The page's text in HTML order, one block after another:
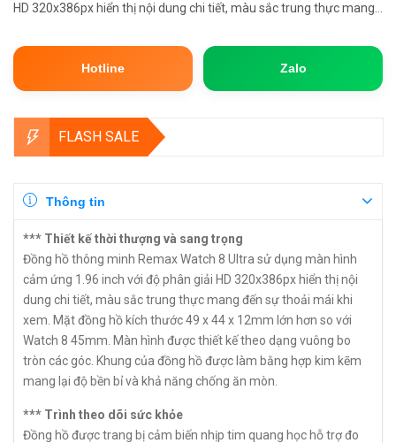
HD 320x386px hiển thị nội dung chi tiết, màu sắc trung thực mang
Hotline Zalo
FLASH SALE
Thông tin
*** Thiết kế thời thượng và sang trọng
Đồng hồ thông minh Remax Watch 8 Ultra sử dụng màn hình
cảm ứng 1.96 inch với độ phân giải HD 320x386px hiển thị nội
dung chi tiết, màu sắc trung thực mang đến sự thoải mái khi
xem. Mặt đồng hồ kích thước 49 x 44 x 12mm lớn hơn so với
Watch 8 45mm. Màn hình được thiết kế theo dạng vuông bo
tròn các góc. Khung của đồng hồ được làm bằng hợp kim kẽm
mang lại độ bền bỉ và khả năng chống ăn mòn.
*** Trình theo dõi sức khỏe
Đồng hồ được trang bị cảm biến nhịp tim quang học hỗ trợ đo